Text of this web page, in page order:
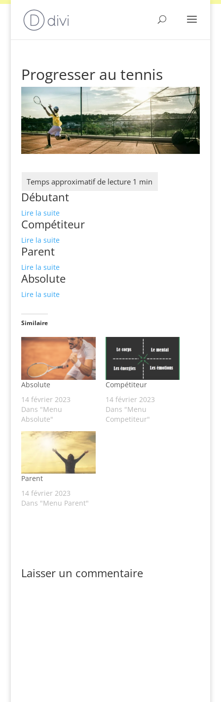
Progresser au tennis
Débutant
Lire la suite
Compétiteur
Lire la suite
Parent
Lire la suite
Absolute
Lire la suite
Similaire
Absolute
14 février 2023
Dans "Menu
Absolute"
Compétiteur
14 février 2023
Dans "Menu
Competiteur"
Parent
14 février 2023
Dans "Menu Parent"
Laisser un commentaire